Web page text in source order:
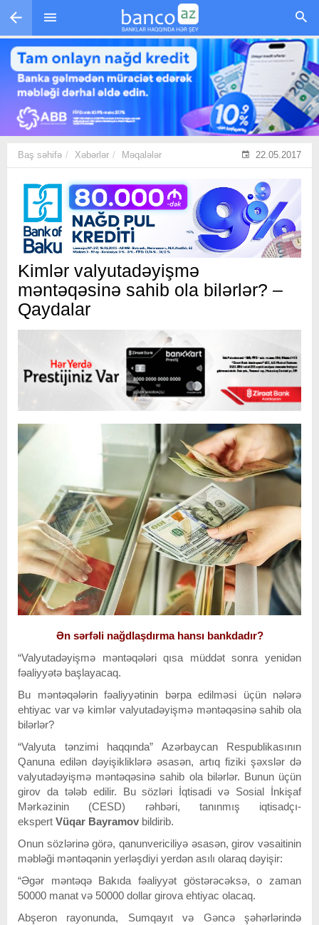
Skip to main content
Baş səhifə Xəbərlər Məqalələr 22.05.2017
Kimlər valyutadəyişmə
məntəqəsinə sahib ola bilərlər? –
Qaydalar
Ən sərfəli nağdlaşdırma hansı bankdadır?
“Valyutadəyişmə məntəqələri qısa müddət sonra yenidən
fəaliyyətə başlayacaq.
Bu məntəqələrin fəaliyyətinin bərpa edilməsi üçün nələrə
ehtiyac var və kimlər valyutadəyişmə məntəqəsinə sahib ola
bilərlər?
“Valyuta tənzimi haqqında” Azərbaycan Respublikasının
Qanuna edilən dəyişikliklərə əsasən, artıq fiziki şəxslər də
valyutadəyişmə məntəqəsinə sahib ola bilərlər. Bunun üçün
girov da tələb edilir. Bu sözləri İqtisadi və Sosial İnkişaf
Mərkəzinin (CESD) rəhbəri, tanınmış iqtisadçı-
ekspert Vüqar Bayramov bildirib.
Onun sözlərinə görə, qanunvericiliyə əsasən, girov vəsaitinin
məbləği məntəqənin yerləşdiyi yerdən asılı olaraq dəyişir:
“Əgər məntəqə Bakıda fəaliyyət göstərəcəksə, o zaman
50000 manat və 50000 dollar girova ehtiyac olacaq.
Abşeron rayonunda, Sumqayıt və Gəncə şəhərlərində